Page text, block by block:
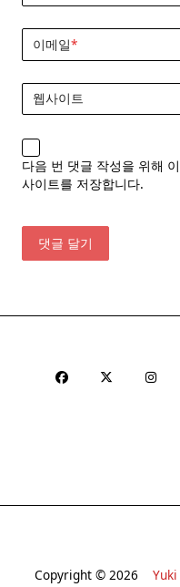
이메일*
웹사이트
다음 번 댓글 작성을 위해
사이트를 저장합니다.
Copyright © 2026